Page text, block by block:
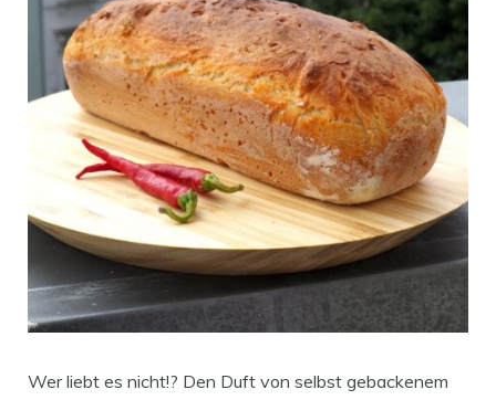
Wer liebt es nicht!? Den Duft von selbst gebackenem